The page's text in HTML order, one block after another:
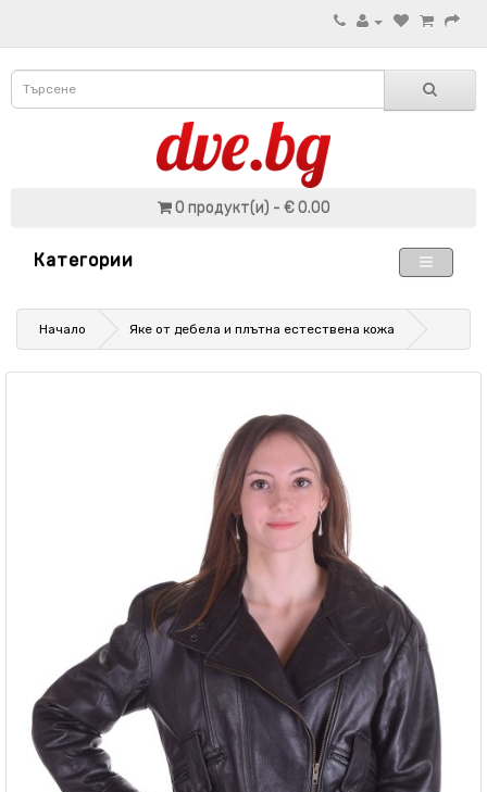
0 продукт(и) - € 0.00
Категории
Начало Яке от дебела и плътна естествена кожа